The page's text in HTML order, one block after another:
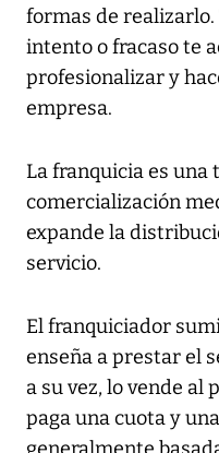
formas de realizarlo.
intento o fracaso te
profesionalizar y
empresa.
La franquicia es una
comercialización
expande la
servicio.
El franquiciador
enseña a prestar el
a su vez, lo vende al
paga una cuota y